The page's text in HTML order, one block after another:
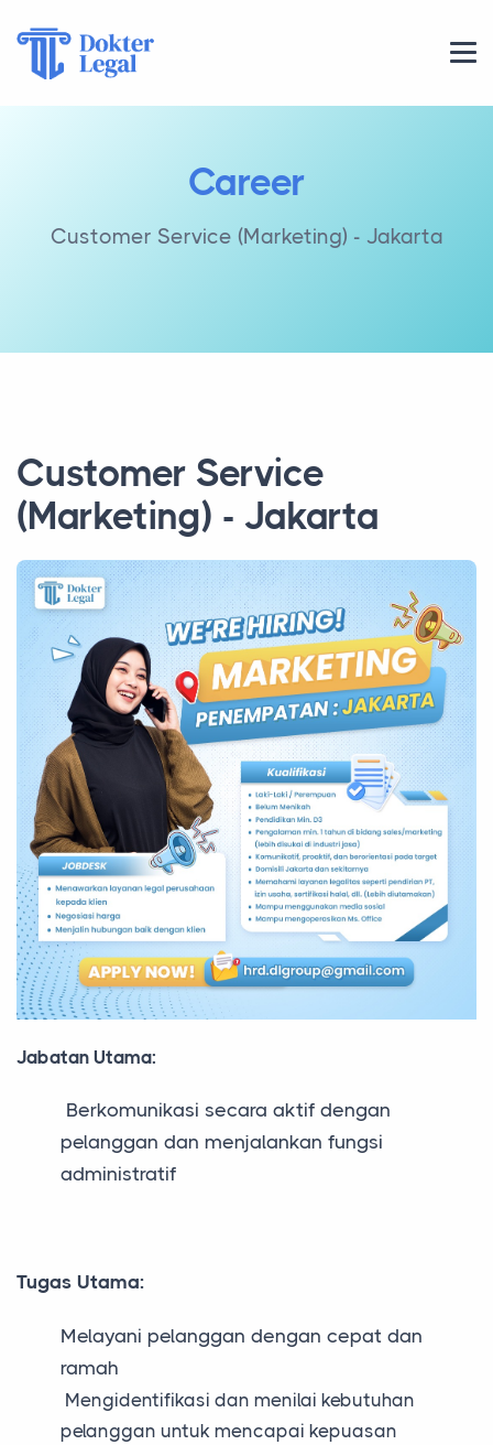
Career
Customer Service (Marketing) - Jakarta
Customer Service
(Marketing) - Jakarta
Jabatan Utama:
Berkomunikasi secara aktif dengan
pelanggan dan menjalankan fungsi
administratif
Tugas Utama:
Melayani pelanggan dengan cepat dan
ramah
Mengidentifikasi dan menilai kebutuhan
pelanggan untuk mencapai kepuasan